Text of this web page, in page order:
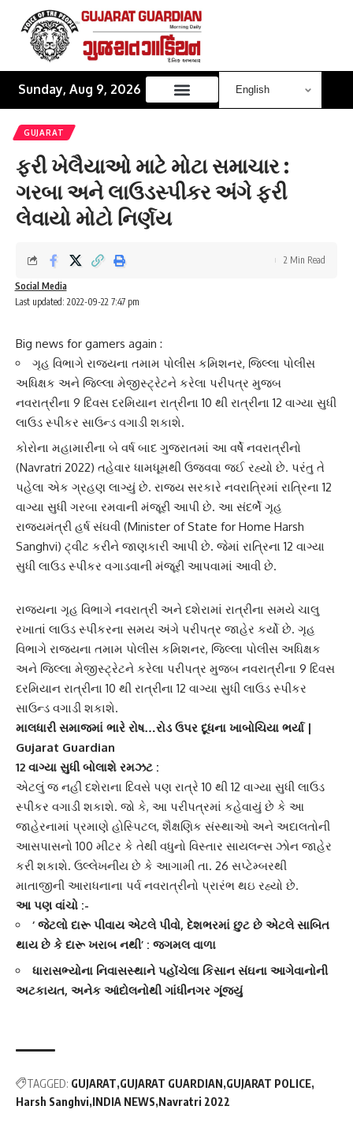
Sunday, Aug 9, 2026
GUJARAT
ફરી ખેલૈયાઓ માટે મોટા સમાચાર :
ગરબા અને લાઉડસ્પીકર અંગે ફરી
લેવાયો મોટો નિર્ણય
Last updated: 2022-09-22 7:47 pm
Social Media
2 Min Read
Big news for gamers again :
ગૃહ વિભાગે રાજ્યના તમામ પોલીસ કમિશનર, જિલ્લા પોલીસ
અધિક્ષક અને જિલ્લા મેજીસ્ટ્રેટને કરેલા પરીપત્ર મુજબ
નવરાત્રીના 9 દિવસ દરમિયાન રાત્રીના 10 થી રાત્રીના 12 વાગ્યા સુધી
લાઉડ સ્પીકર સાઉન્ડ વગાડી શકાશે.
કોરોના મહામારીના બે વર્ષ બાદ ગુજરાતમાં આ વર્ષેનવરાત્રીનો
(Navratri 2022) તહેવાર ધામધૂમથી ઉજવવા જઈ રહ્યો છે. પરંતુ તે
પહેલા એક ગ્રહણ લાગ્યું છે. રાજ્ય સરકારે નવરાત્રિમાં રાત્રિના 12
વાગ્યા સુધી ગરબા રમવાની મંજૂરી આપી છે. આ સંદર્ભે ગૃહ
રાજ્યમંત્રી હર્ષ સંઘવી (Minister of State for Home Harsh
Sanghvi) ટ્વીટ કરીને જાણકારી આપી છે. જેમાં રાત્રિના 12 વાગ્યા
સુધી લાઉડ સ્પીકર વગાડવાની મંજૂરી આપવામાં આવી છે.
રાજ્યના ગૃહ વિભાગે નવરાત્રી અને દશેરામાં રાત્રીના સમયે ચાલુ
રખાતાં લાઉડ સ્પીકરના સમય અંગે પરીપત્ર જાહેર કર્યો છે. ગૃહ
વિભાગે રાજ્યના તમામ પોલીસ કમિશનર, જિલ્લા પોલીસ અધિક્ષક
અને જિલ્લા મેજીસ્ટ્રેટને કરેલા પરીપત્ર મુજબ નવરાત્રીના 9 દિવસ
દરમિયાન રાત્રીના 10 થી રાત્રીના 12 વાગ્યા સુધી લાઉડ સ્પીકર
સાઉન્ડ વગાડી શકાશે.
માલધારી સમાજમાં ભારે રોષ…રોડ ઉપર દૂધના ખાબોચિયા ભર્યા |
Gujarat Guardian
12 વાગ્યા સુધી બોલાશે રમઝટ :
એટલું જ નહીં દશેરાના દિવસે પણ રાત્રે 10 થી 12 વાગ્યા સુધી લાઉડ
સ્પીકર વગાડી શકાશે. જો કે, આ પરીપત્રમાં કહેવાયું છે કે આ
જાહેરનામાં પ્રમાણે હોસ્પિટલ, શૈક્ષણિક સંસ્થાઓ અને અદાલતોની
આસપાસનો 100 મીટર કે તેથી વધુનો વિસ્તાર સાયલન્સ ઝોન જાહેર
કરી શકાશે. ઉલ્લેખનીય છે કે આગામી તા. 26 સપ્ટેમ્બરથી
માતાજીની આરાધનાના પર્વનવરાત્રીનો પ્રારંભ થઇ રહ્યો છે.
આ પણ વાંચો :-
‘ જેટલો દારૂ પીવાય એટલે પીવો, દેશભરમાં છુટ છે એટલે સાબિત
થાય છે કે દારૂ ખરાબ નથી’ : જગમલ વાળા
ધારાસભ્યોના નિવાસસ્થાને પહોંચેલા કિસાન સંઘના આગેવાનોની
અટકાયત, અનેક આંદોલનોથી ગાંધીનગર ગૂંજ્યું
TAGGED: GUJARAT GUJARAT GUARDIAN GUJARAT POLICE
Harsh Sanghvi INDIA NEWS Navratri 2022